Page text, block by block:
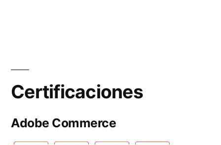
Certificaciones
Adobe Commerce